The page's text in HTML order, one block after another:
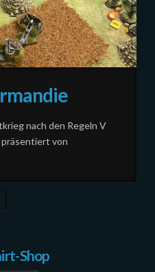
nach den Regeln V
von
Shop